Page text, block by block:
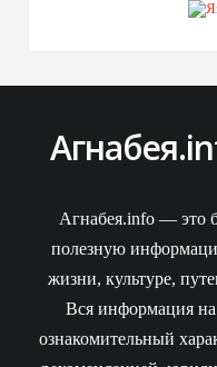
Агнабея.info — это
полезную
жизни, культуре,
Вся информация
ознакомительный